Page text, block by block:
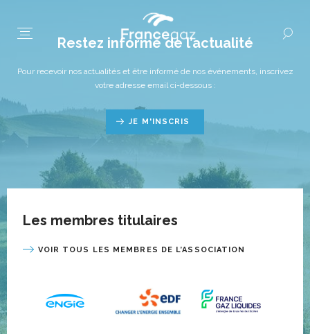
Restez informé de l’actualité
Pour recevoir nos actualités et être informé de nos événements, inscrivez
votre adresse email ci-dessous :
JE M'INSCRIS
Les membres titulaires
VOIR TOUS LES MEMBRES DE L’ASSOCIATION